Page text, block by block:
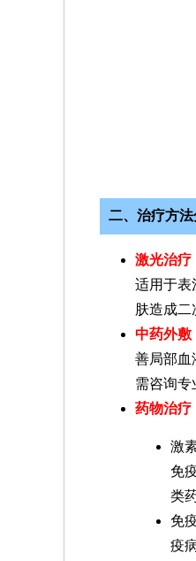
二、治疗方
激光治疗
适用于表
肤造成二
中药外敷
善局部血
需咨询专
药物治疗
激
免
类
免
疫